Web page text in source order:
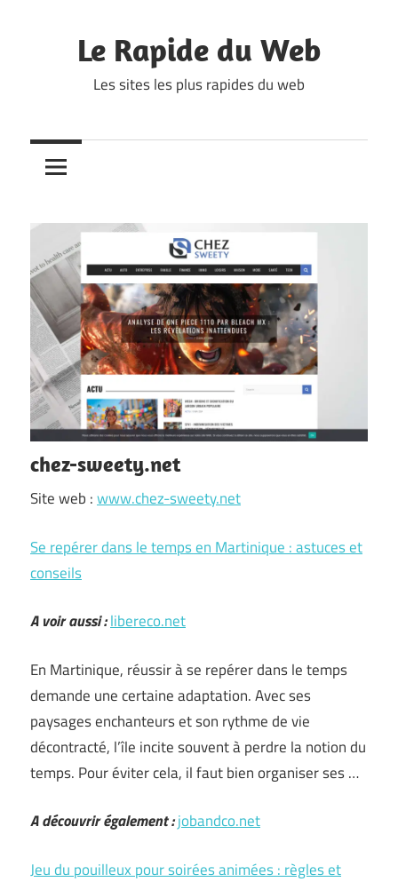
Le Rapide du Web
Les sites les plus rapides du web
chez-sweety.net
Site web :www.chez-sweety.net
Se repérer dans le temps en Martinique : astuces et
conseils
A voir aussi :libereco.net
En Martinique, réussir à se repérer dans le temps
demande une certaine adaptation. Avec ses
paysages enchanteurs et son rythme de vie
décontracté, l’île incite souvent à perdre la notion du
temps. Pour éviter cela, il faut bien organiser ses …
A découvrir également :jobandco.net
Jeu du pouilleux pour soirées animées : règles et